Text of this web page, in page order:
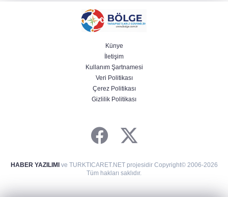
Künye
İletişim
Kullanım Şartnamesi
Veri Politikası
Çerez Politikası
Gizlilik Politikası
HABER YAZILIMIve TURKTICARET.NET projesidir Copyright© 2006-2026
Tüm hakları saklıdır.